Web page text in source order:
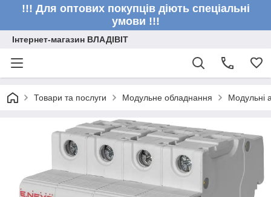
!!! Для оптових покупців діють спеціальні
умови !!!
Інтернет-магазин ВЛАДІВІТ
Товари та послуги Модульне обладнання Модульні